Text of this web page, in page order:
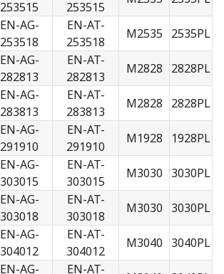
253515
253515
EN-AG-
253518
EN-AT-
253518
M2535 2535PL
EN-AG-
282813
EN-AT-
282813
M2828 2828PL
EN-AG-
283813
EN-AT-
283813
M2828 2828PL
EN-AG-
291910
EN-AT-
291910
M1928 1928PL
EN-AG-
303015
EN-AT-
303015
M3030 3030PL
EN-AG-
303018
EN-AT-
303018
M3030 3030PL
EN-AG-
304012
EN-AT-
304012
M3040 3040PL
EN-AG-
EN-AT-